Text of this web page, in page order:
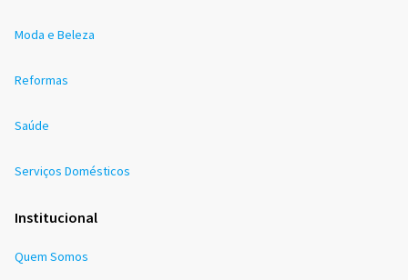
Moda e Beleza
Reformas
Saúde
Serviços Domésticos
Institucional
Quem Somos